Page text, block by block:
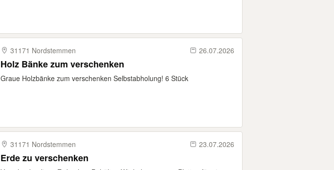
31171 Nordstemmen 26.07.2026
Holz Bänke zum verschenken
Graue Holzbänke zum verschenken Selbstabholung! 6 Stück
31171 Nordstemmen 23.07.2026
Erde zu verschenken